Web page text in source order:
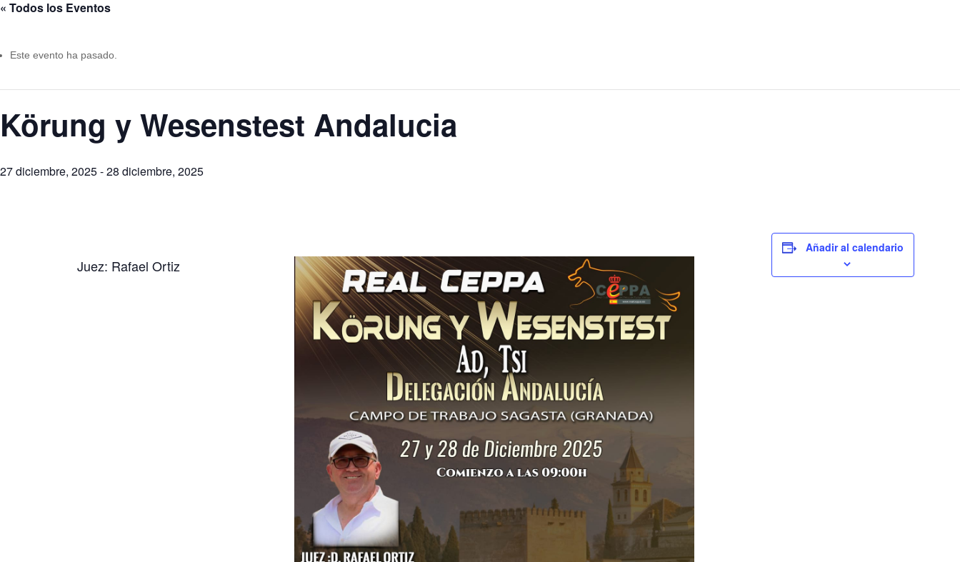
« Todos los Eventos
Este evento ha pasado.
Körung y Wesenstest Andalucia
27 diciembre, 2025-28 diciembre, 2025
Juez: Rafael Ortiz
Añadir al calendario